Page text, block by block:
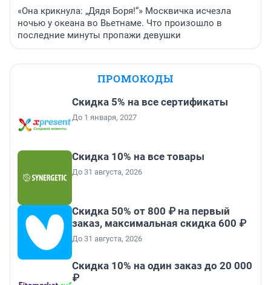
«Она крикнула: „Дядя Боря!“» Москвичка исчезла
ночью у океана во Вьетнаме. Что произошло в
последние минуты пропажи девушки
ПРОМОКОДЫ
Скидка 5% на все сертификаты
До 1 января, 2027
Скидка 10% на все товары
До 31 августа, 2026
Скидка 50% от 800 ₽ на первый
заказ, максимальная скидка 600 ₽
До 31 августа, 2026
Скидка 10% на один заказ до 20 000
₽